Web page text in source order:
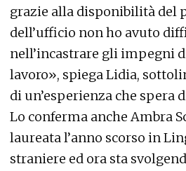
grazie alla disponibilità del
dell’ufficio non ho avuto
nell’incastrare gli impegni
lavoro», spiega Lidia,
di un’esperienza che spera
Lo conferma anche Ambra
laureata l’anno scorso in
straniere ed ora sta